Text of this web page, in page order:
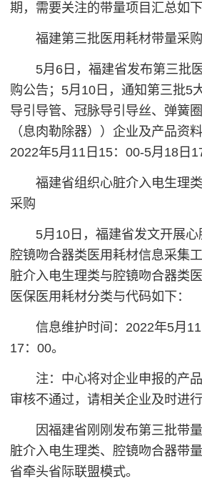
期，需要关注的带量项目汇总如下
福建第三批医用耗材带量采购
5月6日，福建省发布第三批
购公告；5月10日，通知第三批5
导引导管、冠脉导引导丝、弹簧
（息肉勒除器））企业及产品资
2022年5月11日15：00-5月18日
福建省组织心脏介入电生理类
采购
5月10日，福建省发文开展心
腔镜吻合器类医用耗材信息采集
脏介入电生理类与腔镜吻合器类
医保医用耗材分类与代码如下：
信息维护时间：2022年5月11
17：00。
注：中心将对企业申报的产品
审核不通过，请相关企业及时进行
因福建省刚刚发布第三批带量
脏介入电生理类、腔镜吻合器带
省牵头省际联盟模式。